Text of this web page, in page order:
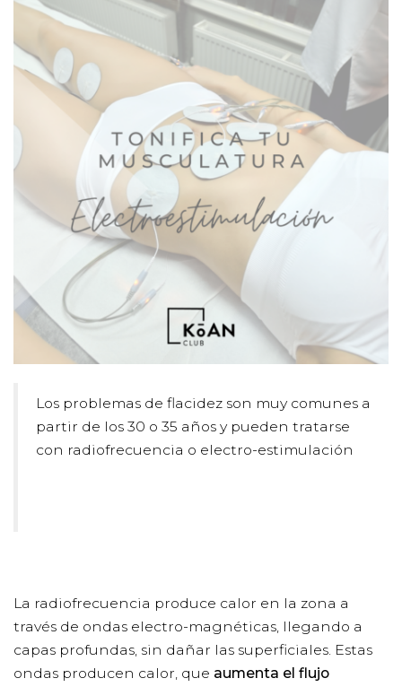
Los problemas de flacidez son muy comunes a
partir de los 30 o 35 años y pueden tratarse
con radiofrecuencia o electro-estimulación
La radiofrecuencia produce calor en la zona a
través de ondas electro-magnéticas, llegando a
capas profundas, sin dañar las superficiales. Estas
ondas producen calor, que aumenta el flujo